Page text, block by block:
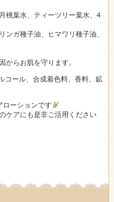
桃葉水、ティーツリー葉水、4
ガ種子油、ヒマワリ種子油、
からお肌を守ります。
コール、合成着色料、香料、鉱
ローションです
ケアにも是非ご活用ください